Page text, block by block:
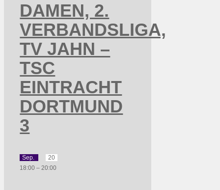
DAMEN, 2.
VERBANDSLIGA,
TV JAHN –
TSC
EINTRACHT
DORTMUND
3
Sep.
20
18:00 –20:00